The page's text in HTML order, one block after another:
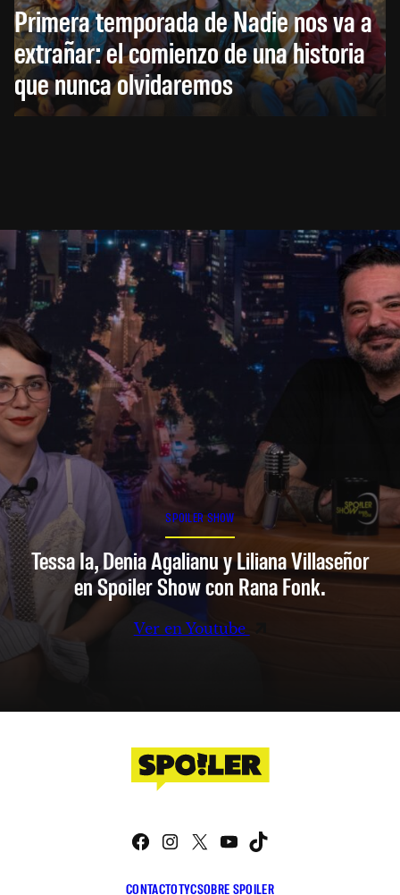
Primera temporada de Nadie nos va a
extrañar: el comienzo de una historia
que nunca olvidaremos
SPOILER SHOW
Tessa Ia, Denia Agalianu y Liliana Villaseñor
en Spoiler Show con Rana Fonk.
Ver en Youtube
CONTACTOTYCSOBRE SPOILER
Facebook
Instagram
X YouTube